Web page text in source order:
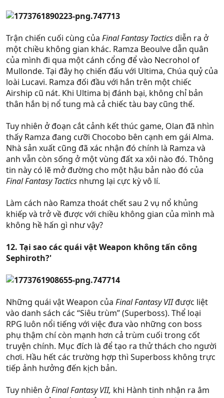
Trận chiến cuối cùng của Final Fantasy Tacticsdiễn ra ở
một chiều không gian khác. Ramza Beoulve dẫn quân
của mình đi qua một cánh cổng để vào Necrohol of
Mullonde. Tại đây họ chiến đấu với Ultima, Chúa quỷ của
loài Lucavi. Ramza đối đầu với hắn trên một chiếc
Airship cũ nát. Khi Ultima bị đánh bại, không chỉ bản
thân hắn bị nổ tung mà cả chiếc tàu bay cũng thế.
Tuy nhiên ở đoạn cắt cảnh kết thúc game, Olan đã nhìn
thấy Ramza đang cưỡi Chocobo bên cạnh em gái Alma.
Nhà sản xuất cũng đã xác nhận đó chính là Ramza và
anh vẫn còn sống ở một vùng đất xa xôi nào đó. Thông
tin này có lẽ mở đường cho một hậu bản nào đó của
Final Fantasy Tactics nhưng lại cực kỳ vô lí.
Làm cách nào Ramza thoát chết sau 2 vụ nổ khủng
khiếp và trở về được với chiều không gian của mình mà
không hề hấn gì như vậy?
12. Tại sao các quái vật Weapon không tấn công
Sephiroth?'
Những quái vật Weapon của Final Fantasy VIIđược liệt
vào danh sách các “Siêu trùm” (Superboss). Thể loại
RPG luôn nổi tiếng với việc đưa vào những con boss
phụ thậm chí còn mạnh hơn cả trùm cuối trong cốt
truyện chính. Mục đích là để tạo ra thử thách cho người
chơi. Hầu hết các trường hợp thì Superboss không trực
tiếp ảnh hưởng đến kịch bản.
Tuy nhiên ởFinal Fantasy VII, khi Hành tinh nhận ra âm